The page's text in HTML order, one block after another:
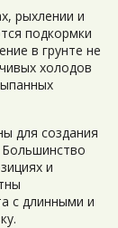
рыхлении и
подкормки
в грунте не
холодов
для создания
и
с длинными и